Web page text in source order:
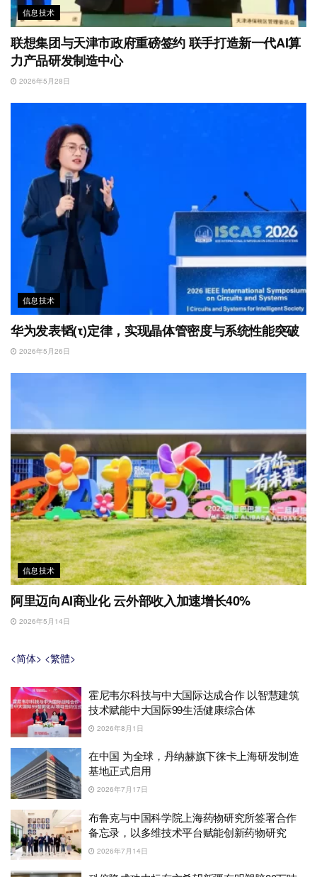
信息技术
联想集团与天津市政府重磅签约 联手打造新一代AI算
力产品研发制造中心
2026年5月28日
信息技术
华为发表韬(τ)定律，实现晶体管密度与系统性能突破
2026年5月26日
信息技术
阿里迈向AI商业化 云外部收入加速增长40%
2026年5月14日
<简体> <繁體>
霍尼韦尔科技与中大国际达成合作 以智慧建筑
技术赋能中大国际99生活健康综合体
2026年8月1日
在中国 为全球，丹纳赫旗下徕卡上海研发制造
基地正式启用
2026年7月17日
布鲁克与中国科学院上海药物研究所签署合作
备忘录，以多维技术平台赋能创新药物研究
2026年7月14日